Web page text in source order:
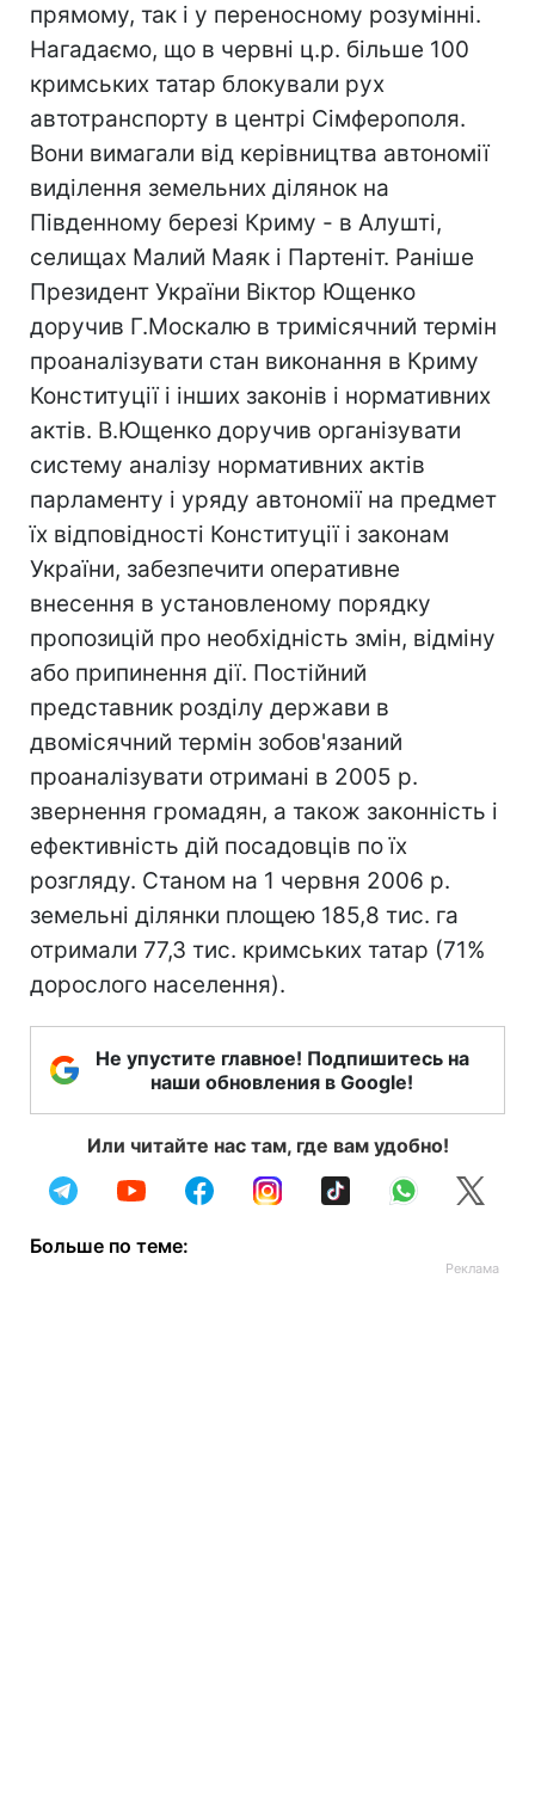
прямому, так і у переносному розумінні.
Нагадаємо, що в червні ц.р. більше 100
кримських татар блокували рух
автотранспорту в центрі Сімферополя.
Вони вимагали від керівництва автономії
виділення земельних ділянок на
Південному березі Криму - в Алушті,
селищах Малий Маяк і Партеніт. Раніше
Президент України Віктор Ющенко
доручив Г.Москалю в тримісячний термін
проаналізувати стан виконання в Криму
Конституції і інших законів і нормативних
актів. В.Ющенко доручив організувати
систему аналізу нормативних актів
парламенту і уряду автономії на предмет
їх відповідності Конституції і законам
України, забезпечити оперативне
внесення в установленому порядку
пропозицій про необхідність змін, відміну
або припинення дії. Постійний
представник розділу держави в
двомісячний термін зобов'язаний
проаналізувати отримані в 2005 р.
звернення громадян, а також законність і
ефективність дій посадовців по їх
розгляду. Станом на 1 червня 2006 р.
земельні ділянки площею 185,8 тис. га
отримали 77,3 тис. кримських татар (71%
дорослого населення).
Не упустите главное! Подпишитесь на
наши обновления в Google!
Или читайте нас там, где вам удобно!
Больше по теме: